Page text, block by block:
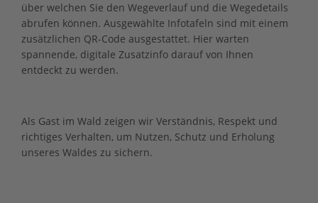
über welchen Sie den Wegeverlauf und die Wegedetails
abrufen können. Ausgewählte Infotafeln sind mit einem
zusätzlichen QR-Code ausgestattet. Hier warten
spannende, digitale Zusatzinfo darauf von Ihnen
entdeckt zu werden.
Als Gast im Wald zeigen wir Verständnis, Respekt und
richtiges Verhalten, um Nutzen, Schutz und Erholung
unseres Waldes zu sichern.